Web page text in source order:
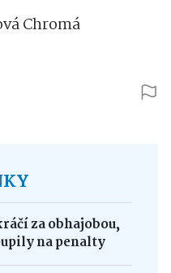
Chromá
za obhajobou,
na penalty